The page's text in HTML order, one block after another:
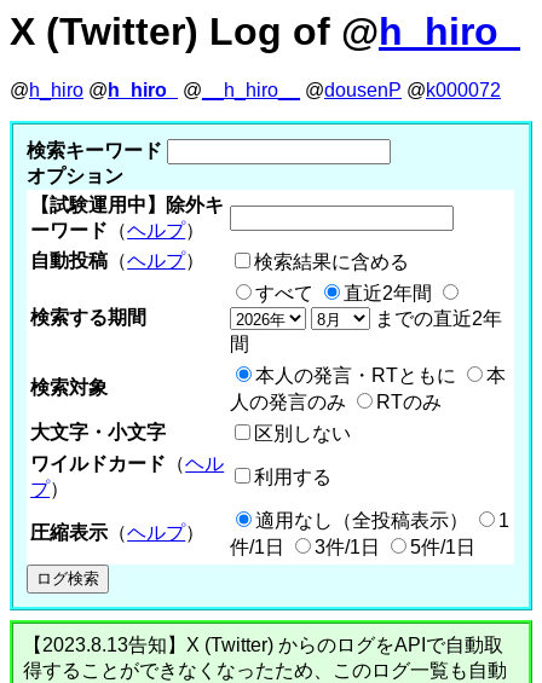
X (Twitter) Log of @h_hiro_
@h_hiro @ h_hiro_ @ __h_hiro__ @dousenP @k000072
検索キーワード
オプション
【試験運用中】除外キ
ーワード （ヘルプ）
自動投稿 （ヘルプ） 検索結果に含める
検索する期間
すべて
直近2年間
までの直近2年
間
検索対象
本人の発言・RTともに
本
人の発言のみ
RTのみ
大文字・小文字
区別しない
ワイルドカード （ヘル
プ）
利用する
圧縮表示 （ヘルプ）
適用なし（全投稿表示）
1
件/1日
3件/1日 5件/1日
【2023.8.13告知】X (Twitter) からのログをAPIで自動取
得することができなくなったため、このログ一覧も自動